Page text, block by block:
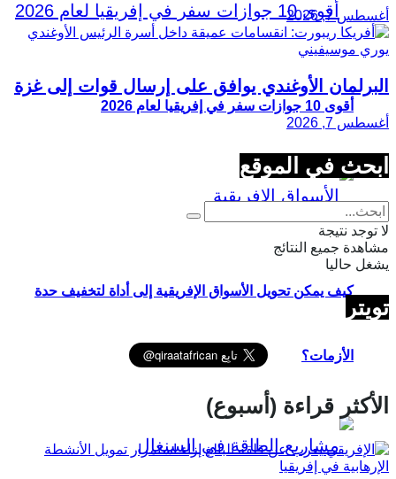
أقوى 10 جوازات سفر في إفريقيا لعام 2026
كيف يمكن تحويل الأسواق الإفريقية إلى أداة لتخفيف حدة
الأزمات؟
أغسطس 7, 2026
البرلمان الأوغندي يوافق على إرسال قوات إلى غزة
أغسطس 7, 2026
ابحث في الموقع
لا توجد نتيجة
مشاهدة جميع النتائج
يشغل حاليا
تويتر
الأكثر قراءة (أسبوع)